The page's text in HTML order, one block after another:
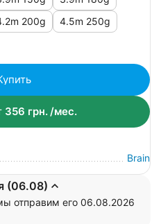
200g 4.5m 250g
356 грн./мес.
Brain
(06.08)
отправим его 06.08.2026